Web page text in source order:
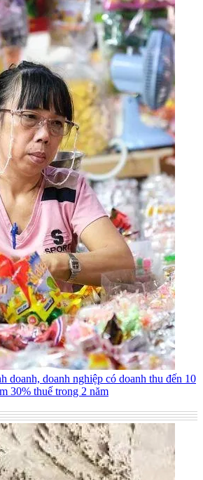
doanh, doanh nghiệp có doanh thu đến 10
30% thuế trong 2 năm